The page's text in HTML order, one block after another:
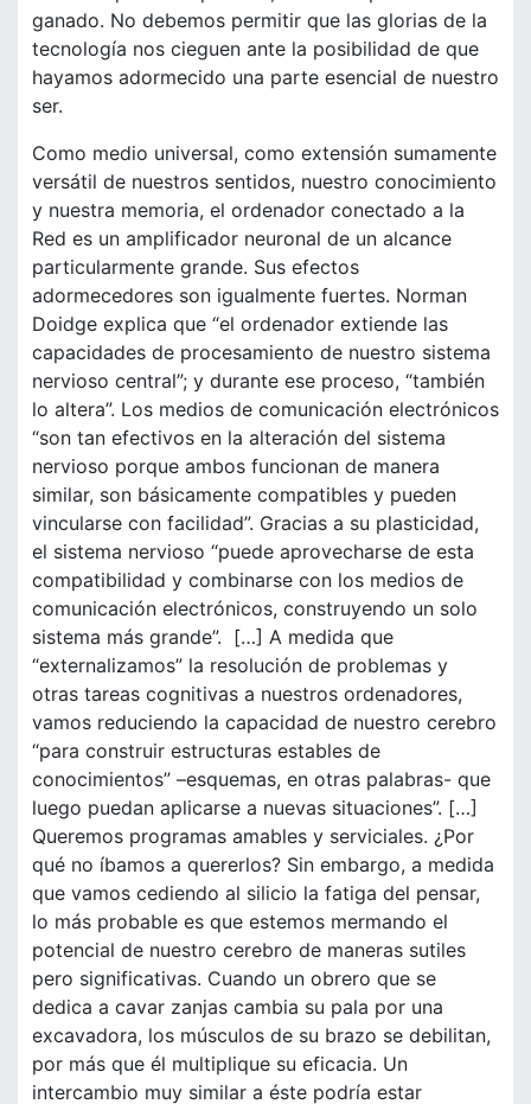
ganado. No debemos permitir que las glorias de la
tecnología nos cieguen ante la posibilidad de que
hayamos adormecido una parte esencial de nuestro
ser.
Como medio universal, como extensión sumamente
versátil de nuestros sentidos, nuestro conocimiento
y nuestra memoria, el ordenador conectado a la
Red es un amplificador neuronal de un alcance
particularmente grande. Sus efectos
adormecedores son igualmente fuertes. Norman
Doidge explica que “el ordenador extiende las
capacidades de procesamiento de nuestro sistema
nervioso central”; y durante ese proceso, “también
lo altera”. Los medios de comunicación electrónicos
“son tan efectivos en la alteración del sistema
nervioso porque ambos funcionan de manera
similar, son básicamente compatibles y pueden
vincularse con facilidad”. Gracias a su plasticidad,
el sistema nervioso “puede aprovecharse de esta
compatibilidad y combinarse con los medios de
comunicación electrónicos, construyendo un solo
sistema más grande”. […] A medida que
“externalizamos” la resolución de problemas y
otras tareas cognitivas a nuestros ordenadores,
vamos reduciendo la capacidad de nuestro cerebro
“para construir estructuras estables de
conocimientos” –esquemas, en otras palabras- que
luego puedan aplicarse a nuevas situaciones”. […]
Queremos programas amables y serviciales. ¿Por
qué no íbamos a quererlos? Sin embargo, a medida
que vamos cediendo al silicio la fatiga del pensar,
lo más probable es que estemos mermando el
potencial de nuestro cerebro de maneras sutiles
pero significativas. Cuando un obrero que se
dedica a cavar zanjas cambia su pala por una
excavadora, los músculos de su brazo se debilitan,
por más que él multiplique su eficacia. Un
intercambio muy similar a éste podría estar